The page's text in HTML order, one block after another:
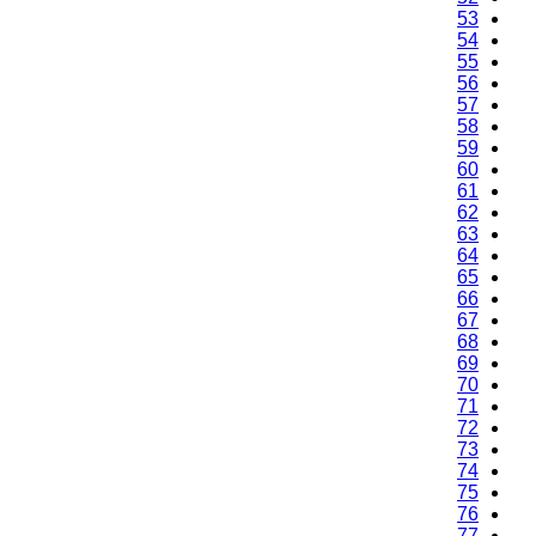
53
54
55
56
57
58
59
60
61
62
63
64
65
66
67
68
69
70
71
72
73
74
75
76